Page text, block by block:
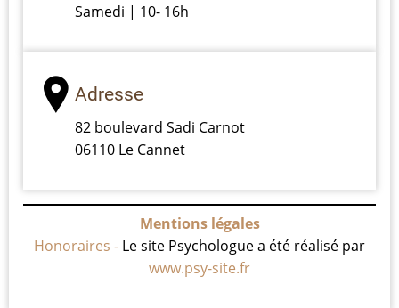
Samedi | 10- 16h
Adresse
82 boulevard Sadi Carnot
06110 Le Cannet
Mentions légales
Honoraires - Le site Psychologue a été réalisé par
www.psy-site.fr